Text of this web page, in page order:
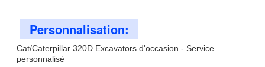
Personnalisation:
Cat/Caterpillar 320D Excavators d'occasion - Service
personnalisé